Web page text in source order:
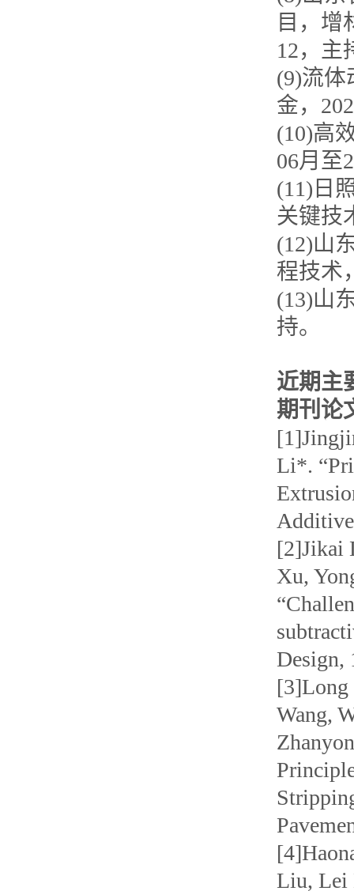
目，增
12，主
(9)流体
金，
(10)高
06月至
(11) 日
关键技
(12)山
程技术
(13)山
持。
近期主
期刊论
Li*.
[2]Jikai
Xu,
Design,
[3]Long
Wang,
Liu, Lei